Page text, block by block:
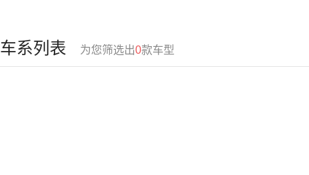
车系列表 为您筛选出0款车型